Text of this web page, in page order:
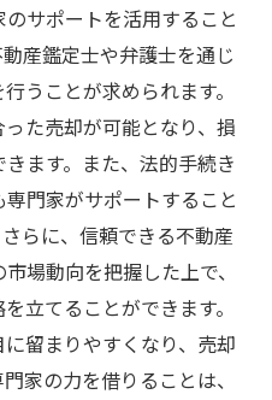
とその方法
分するための手法
を軽減する方法
す家族への安心感
て家族の将来を守る
際の家庭内サポート
スムーズなコミュニケ
た不動産売却の進め方
家族の新たな一歩
サポートを活用すること
産鑑定士や弁護士を通じ
うことが求められます。
た売却が可能となり、損
ます。また、法的手続き
門家がサポートすること
らに、信頼できる不動産
場動向を把握した上で、
立てることができます。
留まりやすくなり、売却
家の力を借りることは、